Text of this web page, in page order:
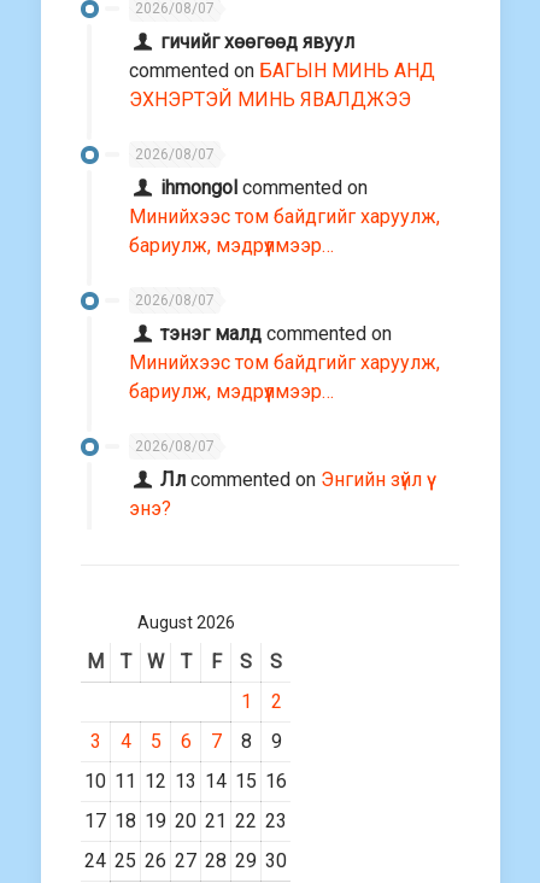
2026/08/07
гичийг хөөгөөд явуул
commented on БАГЫН МИНЬ АНД
ЭХНЭРТЭЙ МИНЬ ЯВАЛДЖЭЭ
2026/08/07
ihmongol commented on
Минийхээс том байдгийг харуулж,
бариулж, мэдрүүлмээр…
2026/08/07
тэнэг малд commented on
Минийхээс том байдгийг харуулж,
бариулж, мэдрүүлмээр…
2026/08/07
Лл commented on Энгийн зүйл үү
энэ?
August 2026
M T W T F S
S
1
2
3
4 5 6 7 8
9
10 11 12 13 14 15 16
17 18 19 20 21 22 23
24 25 26 27 28 29 30